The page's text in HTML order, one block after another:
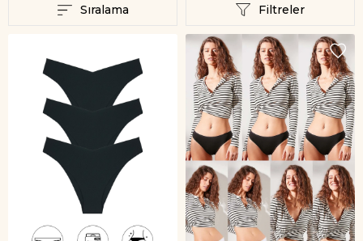
Filtreler
Sıralama